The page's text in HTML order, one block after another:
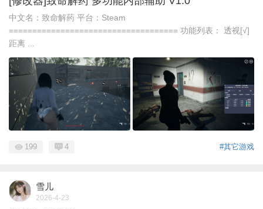
中文名：致命解药 平台：Steam
==================================== 功能列表： 透视[√]
距离 ...
#其它游戏
199 4
雪儿
2026-4-23